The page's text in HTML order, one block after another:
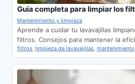
Guía completa para limpiar los
Mantenimiento y limpieza
Aprende a cuidar tu lavavajillas
filtros. Consejos para mantener la
filtros, limpieza de lavavajillas, mantenimiento